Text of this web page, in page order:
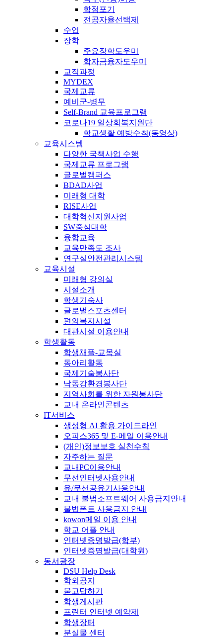
학점포기
전공자율선택제
수업
장학
주요장학도우미
학자금융자도우미
교직과정
MYDEX
국제교류
예비군-병무
Self-Brand 교육프로그램
코로나19 일상회복지원단
학교생활 예방수칙(동영상)
교육시스템
다양한 국책사업 수행
국제교류 프로그램
글로벌캠퍼스
BDAD사업
미래형 대학
RISE사업
대학혁신지원사업
SW중심대학
융합교육
교육만족도 조사
연구실안전관리시스템
교육시설
미래형 강의실
시설소개
학생기숙사
글로벌스포츠센터
편의복지시설
대관시설 이용안내
학생활동
학생채플-교목실
동아리활동
국제기술봉사단
낙동강환경봉사단
지역사회를 위한 자원봉사단
교내 온라인콘텐츠
IT서비스
생성형 AI 활용 가이드라인
오피스365 및 E-메일 이용안내
(개인)정보보호 실천수칙
자주하는 질문
교내PC이용안내
무선인터넷사용안내
유/무선공유기사용안내
교내 불법소프트웨어 사용금지안내
불법폰트 사용금지 안내
kowon메일 이용 안내
학교 어플 안내
인터넷증명발급(학부)
인터넷증명발급(대학원)
동서광장
DSU Help Desk
학외공지
묻고답하기
학생게시판
프린터 인터넷 예약제
학생장터
분실물 센터